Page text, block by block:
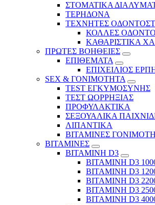
ΣΤΟΜΑΤΙΚΑ
ΤΕΡΗΔΟΝΑ
ΤΕΧΝΗΤΕΣ
ΚΟΛΛΕΣ
ΚΑΘΑΡΙΣΤΙΚΑ
ΠΡΩΤΕΣ ΒΟΗΘΕΙΕΣ
ΕΠΙΘΕΜΑΤΑ
ΕΠΙΧΕΙΛΙΟΣ
SEX & ΓΟΝΙΜΟΤΗΤΑ
TEST ΕΓΚΥΜΟΣΥΝΗΣ
ΤΕΣΤ ΩΟΡΡΗΞΙΑΣ
ΠΡΟΦΥΛΑΚΤΙΚΑ
ΣΕΞΟΥΑΛΙΚΑ
ΛΙΠΑΝΤΙΚΑ
ΒΙΤΑΜΙΝΕΣ
ΒΙΤΑΜΙΝΕΣ
ΒΙΤΑΜΙΝΗ D3
ΒΙΤΑΜΙΝΗ D3
ΒΙΤΑΜΙΝΗ D3
ΒΙΤΑΜΙΝΗ D3
ΒΙΤΑΜΙΝΗ D3
BITAMINH D3